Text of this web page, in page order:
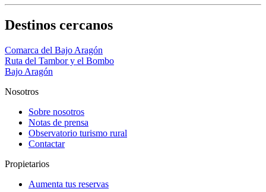
Destinos cercanos
Comarca del Bajo Aragón
Ruta del Tambor y el Bombo
Bajo Aragón
Nosotros
Sobre nosotros
Notas de prensa
Observatorio turismo rural
Contactar
Propietarios
Aumenta tus reservas